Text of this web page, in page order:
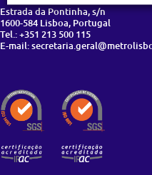
Estrada da Pontinha, s/n
1600-584 Lisboa, Portugal
Tel.: +351 213 500 115
E-mail: